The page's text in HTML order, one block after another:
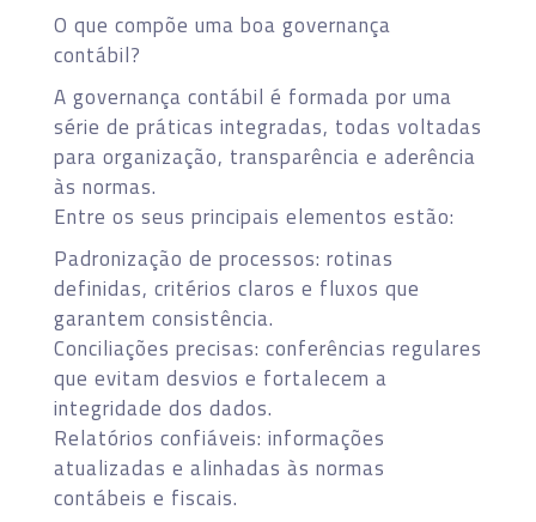
O que compõe uma boa governança
contábil?
A governança contábil é formada por uma
série de práticas integradas, todas voltadas
para organização, transparência e aderência
às normas.
Entre os seus principais elementos estão:
Padronização de processos: rotinas
definidas, critérios claros e fluxos que
garantem consistência.
Conciliações precisas: conferências regulares
que evitam desvios e fortalecem a
integridade dos dados.
Relatórios confiáveis: informações
atualizadas e alinhadas às normas
contábeis e fiscais.